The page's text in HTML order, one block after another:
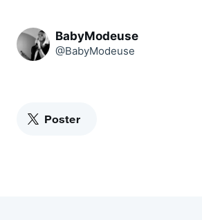
BabyModeuse
@BabyModeuse
Poster